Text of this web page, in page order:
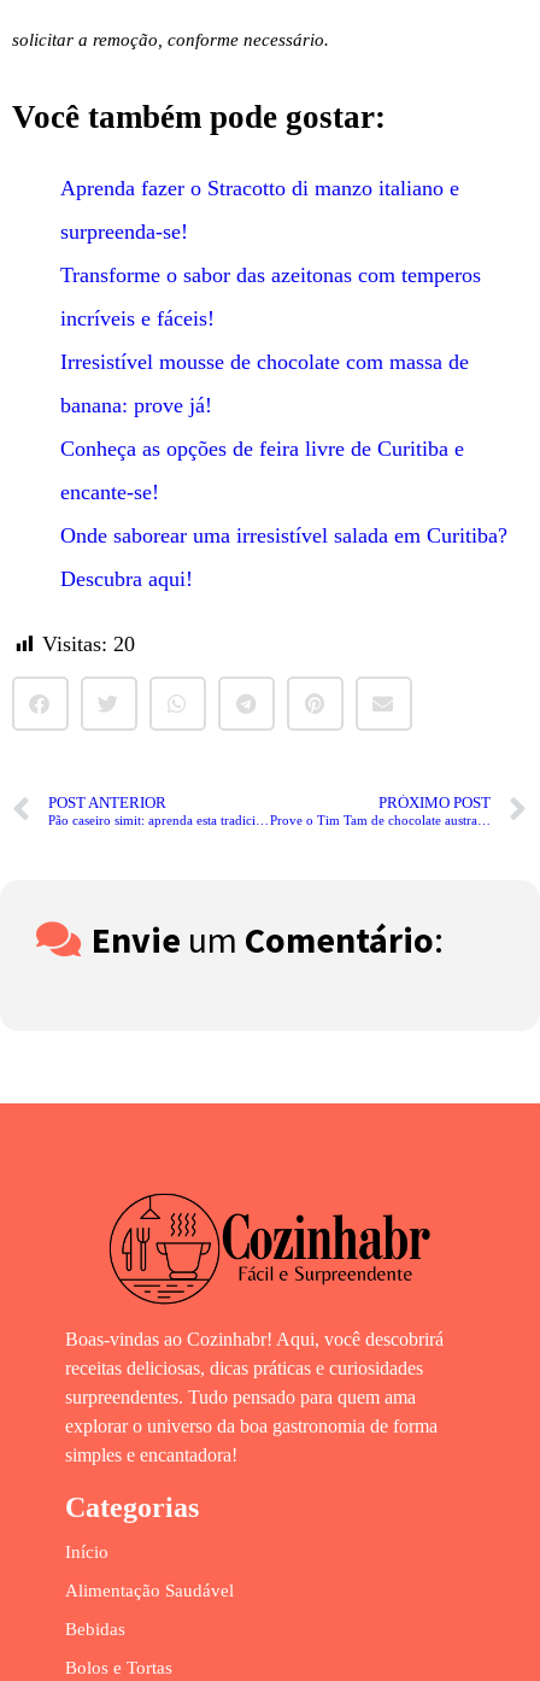
solicitar a remoção, conforme necessário.
Você também pode gostar:
Aprenda fazer o Stracotto di manzo italiano e
surpreenda-se!
Transforme o sabor das azeitonas com temperos
incríveis e fáceis!
Irresistível mousse de chocolate com massa de
banana: prove já!
Conheça as opções de feira livre de Curitiba e
encante-se!
Onde saborear uma irresistível salada em Curitiba?
Descubra aqui!
Visitas: 20
POST ANTERIOR PRÓXIMO POST
Prove o Tim Tam de chocolate australiano: típico doce irresistível!
Envie um Comentário:
Boas-vindas ao Cozinhabr! Aqui, você descobrirá
receitas deliciosas, dicas práticas e curiosidades
surpreendentes. Tudo pensado para quem ama
explorar o universo da boa gastronomia de forma
simples e encantadora!
Categorias
Início
Alimentação Saudável
Bebidas
Bolos e Tortas